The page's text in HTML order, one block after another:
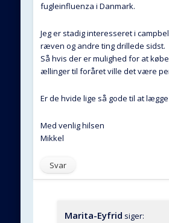
fugleinfluenza i Danmark.
Jeg er stadig interesseret i
ræven og andre ting drillede sidst.
Så hvis der er mulighed for at
ællinger til foråret ville det være
Er de hvide lige så gode til at
Med venlig hilsen
Mikkel
Svar
Marita-Eyfrid siger: